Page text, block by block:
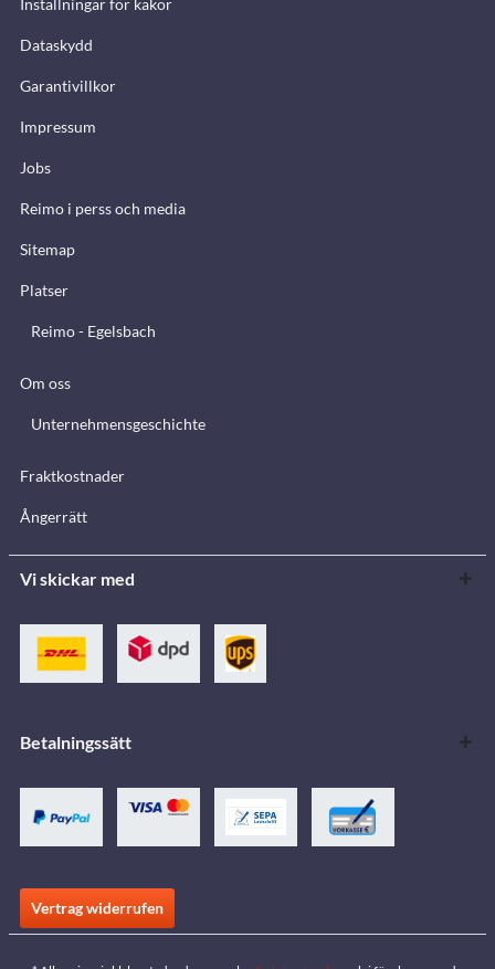
Dataskydd
Garantivillkor
Impressum
Jobs
Reimo i perss och media
Sitemap
Platser
Reimo - Egelsbach
Om oss
Unternehmensgeschichte
Fraktkostnader
Ångerrätt
Vi skickar med
Betalningssätt
Vertrag widerrufen